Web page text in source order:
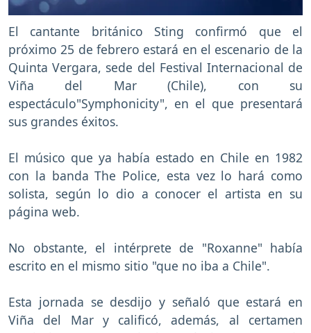
El cantante británico Sting confirmó que el
próximo 25 de febrero estará en el escenario de la
Quinta Vergara, sede del Festival Internacional de
Viña del Mar (Chile), con su
espectáculo"Symphonicity", en el que presentará
sus grandes éxitos.
El músico que ya había estado en Chile en 1982
con la banda The Police, esta vez lo hará como
solista, según lo dio a conocer el artista en su
página web.
No obstante, el intérprete de "Roxanne" había
escrito en el mismo sitio "que no iba a Chile".
Esta jornada se desdijo y señaló que estará en
Viña del Mar y calificó, además, al certamen